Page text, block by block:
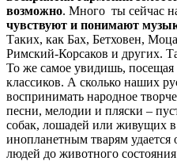
возможно. Много ты сейчас
чувствуют и понимают
Таких, как Бах, Бетховен,
Римский-Корсаков и других.
То же самое увидишь, посещая
классиков. А сколько наших
воспринимать народное
песни, мелодии и пляски –
собак, лошадей или живущих
инопланетным тварям удается
людей до животного